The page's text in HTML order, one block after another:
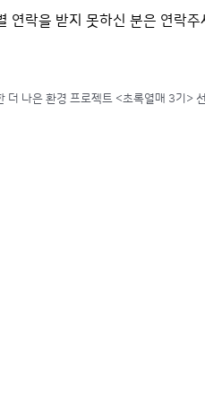
락을 받지 못하신 분은 연락주
더 나은 환경 프로젝트 <초록열매 3기>